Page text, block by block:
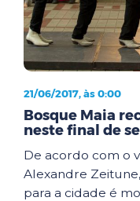
21/06/2017, às 0:00
Bosque Maia
neste final de
De acordo com o
Alexandre
para a cidade é